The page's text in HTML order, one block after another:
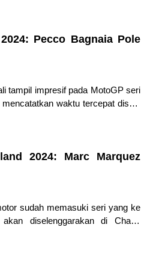
Pecco Bagnaia Pole
tampil impresif pada MotoGP seri
waktu tercepat disesi
2024: Marc Marquez
sudah memasuki seri yang ke
diselenggarakan di Chang